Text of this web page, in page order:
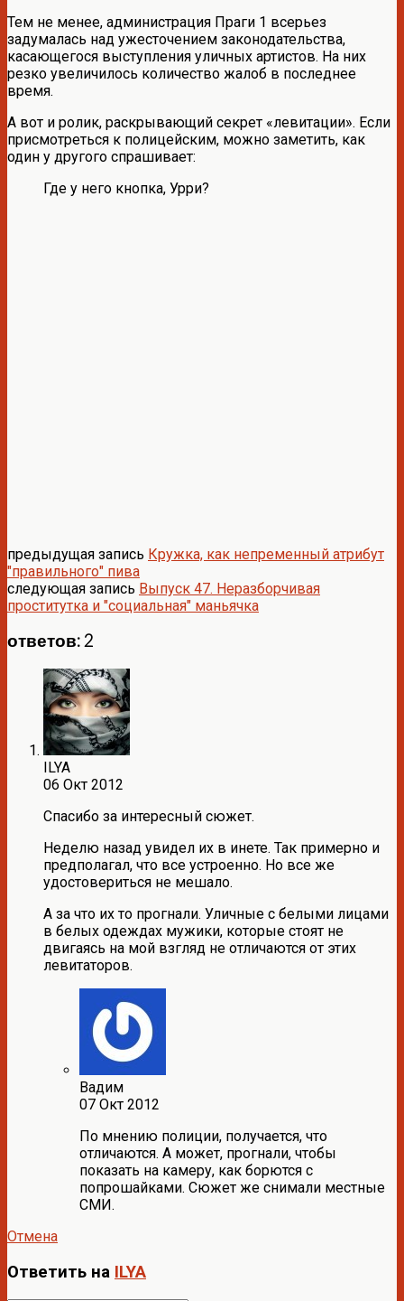
Тем не менее, администрация Праги 1 всерьез
задумалась над ужесточением законодательства,
касающегося выступления уличных артистов. На них
резко увеличилось количество жалоб в последнее
время.
А вот и ролик, раскрывающий секрет «левитации». Если
присмотреться к полицейским, можно заметить, как
один у другого спрашивает:
Где у него кнопка, Урри?
предыдущая запись Кружка, как непременный атрибут
"правильного" пива
следующая запись Выпуск 47. Неразборчивая
проститутка и "социальная" маньячка
ответов: 2
ILYA
06 Окт 2012
Спасибо за интересный сюжет.
Неделю назад увидел их в инете. Так примерно и
предполагал, что все устроенно. Но все же
удостовериться не мешало.
А за что их то прогнали. Уличные с белыми лицами
в белых одеждах мужики, которые стоят не
двигаясь на мой взгляд не отличаются от этих
левитаторов.
Вадим
07 Окт 2012
По мнению полиции, получается, что
отличаются. А может, прогнали, чтобы
показать на камеру, как борются с
попрошайками. Сюжет же снимали местные
СМИ.
Отмена
Ответить на ILYA